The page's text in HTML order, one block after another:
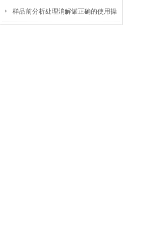
注意事项？
样品前分析处理消解罐正确的使用操